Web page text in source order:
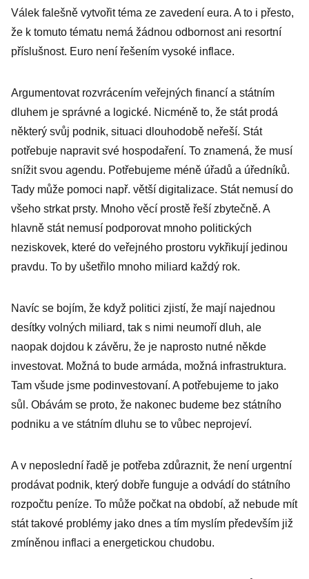
Válek falešně vytvořit téma ze zavedení eura. A to i přesto,
že k tomuto tématu nemá žádnou odbornost ani resortní
příslušnost. Euro není řešením vysoké inflace.
Argumentovat rozvrácením veřejných financí a státním
dluhem je správné a logické. Nicméně to, že stát prodá
některý svůj podnik, situaci dlouhodobě neřeší. Stát
potřebuje napravit své hospodaření. To znamená, že musí
snížit svou agendu. Potřebujeme méně úřadů a úředníků.
Tady může pomoci např. větší digitalizace. Stát nemusí do
všeho strkat prsty. Mnoho věcí prostě řeší zbytečně. A
hlavně stát nemusí podporovat mnoho politických
neziskovek, které do veřejného prostoru vykřikují jedinou
pravdu. To by ušetřilo mnoho miliard každý rok.
Navíc se bojím, že když politici zjistí, že mají najednou
desítky volných miliard, tak s nimi neumoří dluh, ale
naopak dojdou k závěru, že je naprosto nutné někde
investovat. Možná to bude armáda, možná infrastruktura.
Tam všude jsme podinvestovaní. A potřebujeme to jako
sůl. Obávám se proto, že nakonec budeme bez státního
podniku a ve státním dluhu se to vůbec neprojeví.
A v neposlední řadě je potřeba zdůraznit, že není urgentní
prodávat podnik, který dobře funguje a odvádí do státního
rozpočtu peníze. To může počkat na období, až nebude mít
stát takové problémy jako dnes a tím myslím především již
zmíněnou inflaci a energetickou chudobu.